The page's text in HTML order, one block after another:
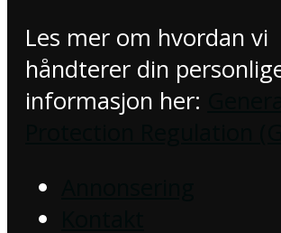
Les mer om hvordan vi
håndterer din
informasjon her: